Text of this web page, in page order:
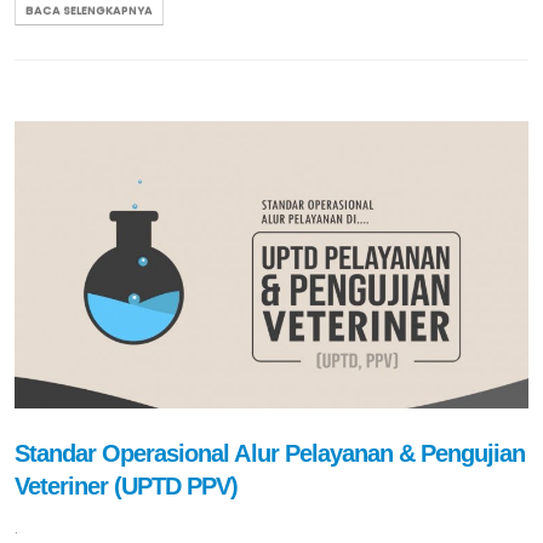
BACA SELENGKAPNYA
Standar Operasional Alur Pelayanan & Pengujian
Veteriner (UPTD PPV)
.